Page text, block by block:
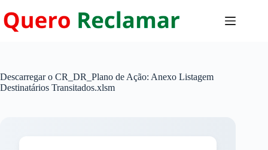
para
o
Descarregar o CR_DR_Plano de Ação: Anexo Listagem
Destinatários Transitados.xlsm